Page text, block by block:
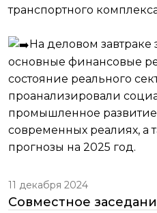
транспортного
На деловом завтраке
основные финансовые
состояние реального
проанализировали
промышленное
современных реалиях, а
прогнозы на 2025 год.
11 декабря 2024
Совместное